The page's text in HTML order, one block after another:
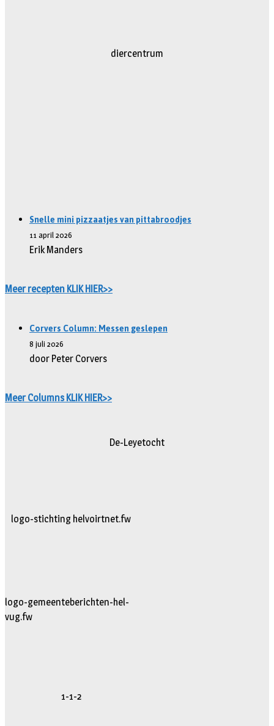
diercentrum
Snelle mini pizzaatjes van pittabroodjes
11 april 2026
Erik Manders
Meer recepten KLIK HIER>>
Corvers Column: Messen geslepen
8 juli 2026
door Peter Corvers
Meer Columns KLIK HIER>>
De-Leyetocht
logo-stichting helvoirtnet.fw
logo-gemeenteberichten-hel-
vug.fw
1-1-2